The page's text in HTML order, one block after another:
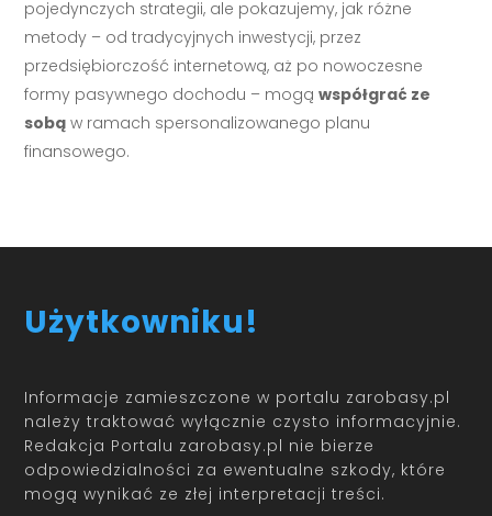
pojedynczych strategii, ale pokazujemy, jak różne
metody – od tradycyjnych inwestycji, przez
przedsiębiorczość internetową, aż po nowoczesne
formy pasywnego dochodu – mogąwspółgrać ze
sobą w ramach spersonalizowanego planu
finansowego.
Użytkowniku!
Informacje zamieszczone w portalu zarobasy.pl
należy traktować wyłącznie czysto informacyjnie.
Redakcja Portalu zarobasy.pl nie bierze
odpowiedzialności za ewentualne szkody, które
mogą wynikać ze złej interpretacji treści.